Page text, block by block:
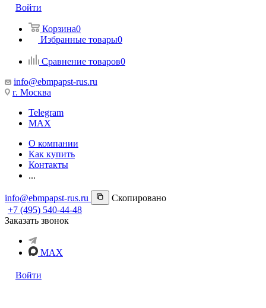
Войти
Корзина0
Избранные товары0
Сравнение товаров0
info@ebmpapst-rus.ru
г. Москва
Telegram
MAX
О компании
Как купить
Контакты
...
info@ebmpapst-rus.ru
Скопировано
+7 (495) 540-44-48
Заказать звонок
MAX
Войти